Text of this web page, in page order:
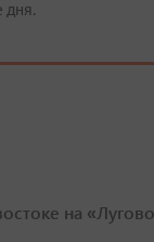
дня.
на